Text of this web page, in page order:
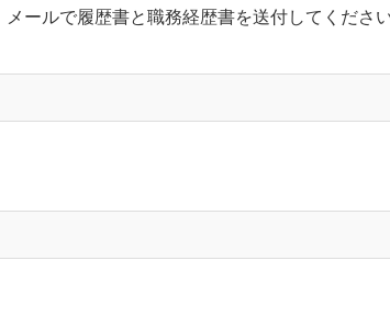
メールで履歴書と職務経歴書を送付してくださ